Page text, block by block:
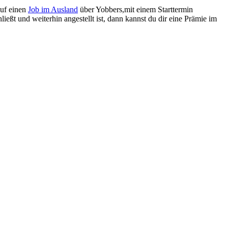
einen Job im Ausland über Yobbers,mit einem Starttermin
und weiterhin angestellt ist, dann kannst du dir eine Prämie im